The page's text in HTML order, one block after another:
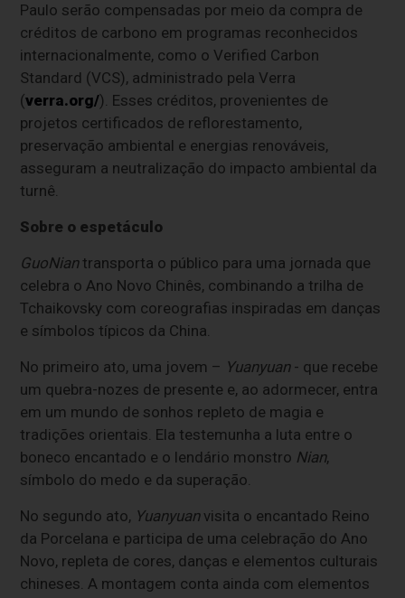
Paulo serão compensadas por meio da compra de
créditos de carbono em programas reconhecidos
internacionalmente, como o Verified Carbon
Standard (VCS), administrado pela Verra
(verra.org/). Esses créditos, provenientes de
projetos certificados de reflorestamento,
preservação ambiental e energias renováveis,
asseguram a neutralização do impacto ambiental da
turnê.
Sobre o espetáculo
GuoNiantransporta o público para uma jornada que
celebra o Ano Novo Chinês, combinando a trilha de
Tchaikovsky com coreografias inspiradas em danças
e símbolos típicos da China.
No primeiro ato, uma jovem – Yuanyuan- que recebe
um quebra-nozes de presente e, ao adormecer, entra
em um mundo de sonhos repleto de magia e
tradições orientais. Ela testemunha a luta entre o
boneco encantado e o lendário monstro Nian,
símbolo do medo e da superação.
No segundo ato, Yuanyuanvisita o encantado Reino
da Porcelana e participa de uma celebração do Ano
Novo, repleta de cores, danças e elementos culturais
chineses. A montagem conta ainda com elementos